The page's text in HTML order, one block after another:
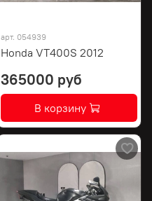
арт. 054939
Honda VT400S 2012
365000 руб
В корзину